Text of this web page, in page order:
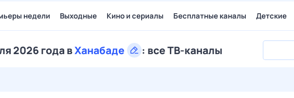
недели Выходные Кино и сериалы Бесплатные каналы Детские
2026 года вХанабаде : все ТВ-каналы